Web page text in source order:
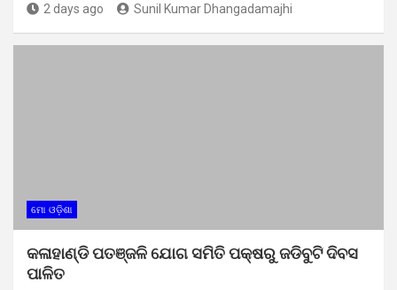
2 days ago Sunil Kumar Dhangadamajhi
ମୋ ଓଡ଼ିଶା
କଳାହାଣ୍ଡି ପତଞ୍ଜଳି ଯୋଗ ସମିତି ପକ୍ଷରୁ ଜଡିବୁଟି ଦିବସ
ପାଳିତ